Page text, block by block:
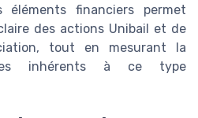
éléments financiers permet
des actions Unibail et de
tout en mesurant la
inhérents à ce type